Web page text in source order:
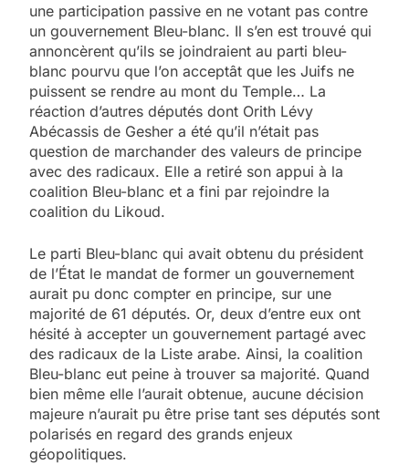
une participation passive en ne votant pas contre
un gouvernement Bleu-blanc. Il s’en est trouvé qui
annoncèrent qu’ils se joindraient au parti bleu-
blanc pourvu que l’on acceptât que les Juifs ne
puissent se rendre au mont du Temple… La
réaction d’autres députés dont Orith Lévy
Abécassis de Gesher a été qu’il n’était pas
question de marchander des valeurs de principe
avec des radicaux. Elle a retiré son appui à la
coalition Bleu-blanc et a fini par rejoindre la
coalition du Likoud.
Le parti Bleu-blanc qui avait obtenu du président
de l’État le mandat de former un gouvernement
aurait pu donc compter en principe, sur une
majorité de 61 députés. Or, deux d’entre eux ont
hésité à accepter un gouvernement partagé avec
des radicaux de la Liste arabe. Ainsi, la coalition
Bleu-blanc eut peine à trouver sa majorité. Quand
bien même elle l’aurait obtenue, aucune décision
majeure n’aurait pu être prise tant ses députés sont
polarisés en regard des grands enjeux
géopolitiques.